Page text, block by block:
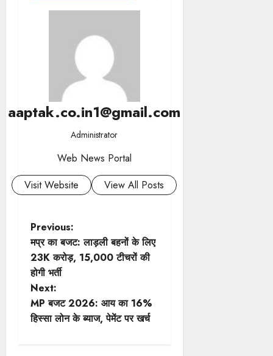
aaptak.co.in1@gmail.com
Administrator
Web News Portal
Visit Website
View All Posts
P
o
s
t
Previous:
मप्र का बजट: लाड़ली बहनों के लिए
23K करोड़, 15,000 टीचरों की
होगी भर्ती
Next:
MP बजट 2026: आय का 16%
हिस्सा लोन के ब्याज, पेमेंट पर खर्च